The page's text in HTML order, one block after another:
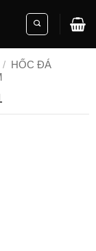
/ HỐC ĐÁ